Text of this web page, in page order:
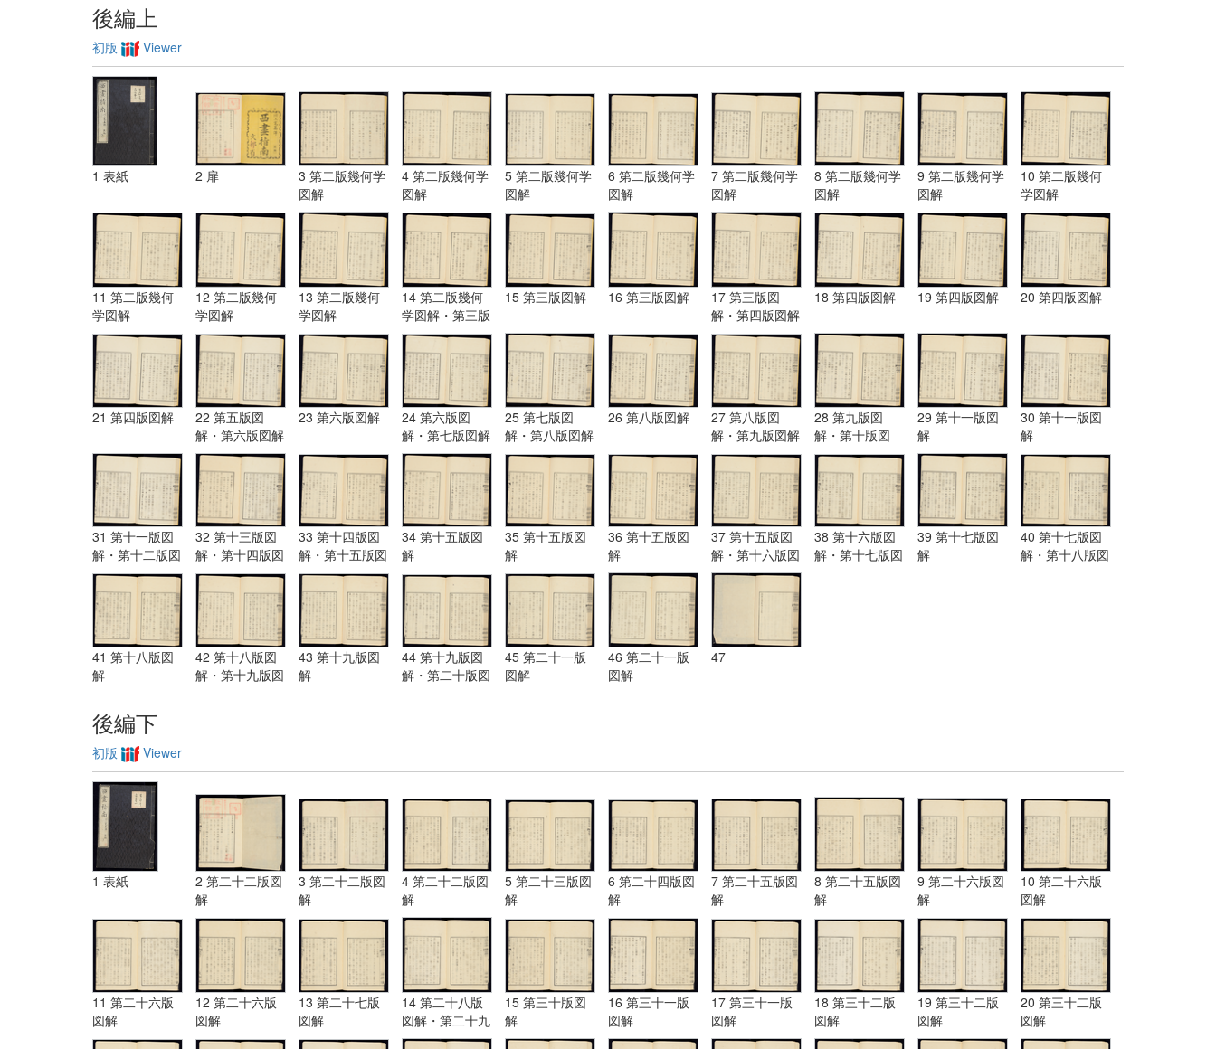
後編上
初版 Viewer
1 表紙 2 扉
3 第二版幾何学
図解
4 第二版幾何学
図解
5 第二版幾何学
図解
6 第二版幾何学
図解
7 第二版幾何学
図解
8 第二版幾何学
図解
9 第二版幾何学
図解
10 第二版幾何
学図解
11 第二版幾何
学図解
12 第二版幾何
学図解
13 第二版幾何
学図解
14 第二版幾何
学図解・第三版
図解
15 第三版図解 16 第三版図解
17 第三版図
解・第四版図解
18 第四版図解 19 第四版図解 20 第四版図解
21 第四版図解
22 第五版図
解・第六版図解
23 第六版図解
24 第六版図
解・第七版図解
25 第七版図
解・第八版図解
26 第八版図解
27 第八版図
解・第九版図解
28 第九版図
解・第十版図
解・第十一版図
解
29 第十一版図
解
30 第十一版図
解
31 第十一版図
解・第十二版図
解・第十三版図
解
32 第十三版図
解・第十四版図
解
33 第十四版図
解・第十五版図
解
34 第十五版図
解
35 第十五版図
解
36 第十五版図
解
37 第十五版図
解・第十六版図
解
38 第十六版図
解・第十七版図
39 第十七版図
解
40 第十七版図
解・第十八版図
41 第十八版図
解
42 第十八版図
解・第十九版図
43 第十九版図
解
44 第十九版図
解・第二十版図
45 第二十一版
図解
46 第二十一版
図解
47
後編下
初版 Viewer
1 表紙
2 第二十二版図
解
3 第二十二版図
解
4 第二十二版図
解
5 第二十三版図
解
6 第二十四版図
解
7 第二十五版図
解
8 第二十五版図
解
9 第二十六版図
解
10 第二十六版
図解
11 第二十六版
図解
12 第二十六版
図解
13 第二十七版
図解
14 第二十八版
図解・第二十九
版図解
15 第三十版図
解
16 第三十一版
図解
17 第三十一版
図解
18 第三十二版
図解
19 第三十二版
図解
20 第三十二版
図解